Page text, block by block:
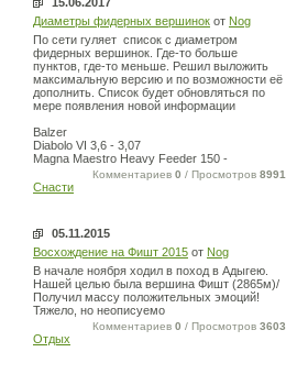
Диаметры фидерных вершинок от Nog
По сети гуляет список с диаметром
фидерных вершинок. Где-то больше
пунктов, где-то меньше. Решил выложить
максимальную версию и по возможности её
дополнить. Список будет обновляться по
мере появления новой информации
Balzer
Diabolo VI 3,6 - 3,07
Magna Maestro Heavy Feeder 150 -
Комментариев 0 / Просмотров 8991
Снасти
05.11.2015
Восхождение на Фишт 2015 от Nog
В начале ноября ходил в поход в Адыгею.
Нашей целью была вершина Фишт (2865м)/
Получил массу положительных эмоций!
Тяжело, но неописуемо
Комментариев 0 / Просмотров 3603
Отдых